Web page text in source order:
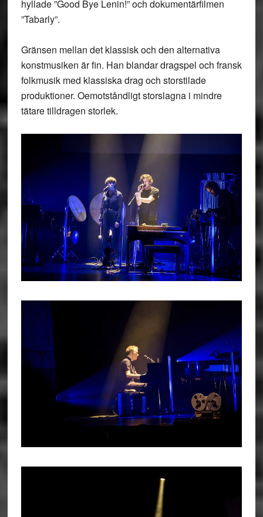
hyllade ”Good Bye Lenin!” och dokumentärfilmen
”Tabarly”.
Gränsen mellan det klassisk och den alternativa
konstmusiken är fin. Han blandar dragspel och fransk
folkmusik med klassiska drag och storstilade
produktioner. Oemotståndligt storslagna i mindre
tätare tilldragen storlek.